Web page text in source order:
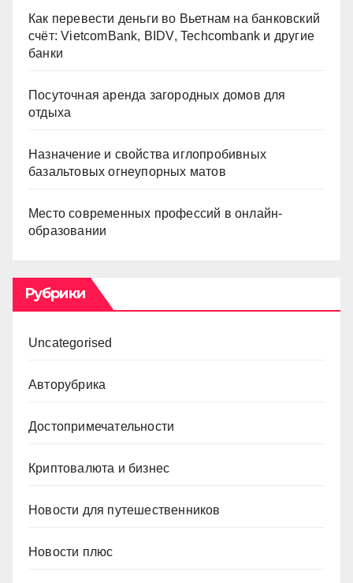
Как перевести деньги во Вьетнам на банковский
счёт: VietcomBank, BIDV, Techcombank и другие
банки
Посуточная аренда загородных домов для
отдыха
Назначение и свойства иглопробивных
базальтовых огнеупорных матов
Место современных профессий в онлайн-
образовании
Рубрики
Uncategorised
Авторубрика
Достопримечательности
Криптовалюта и бизнес
Новости для путешественников
Новости плюс